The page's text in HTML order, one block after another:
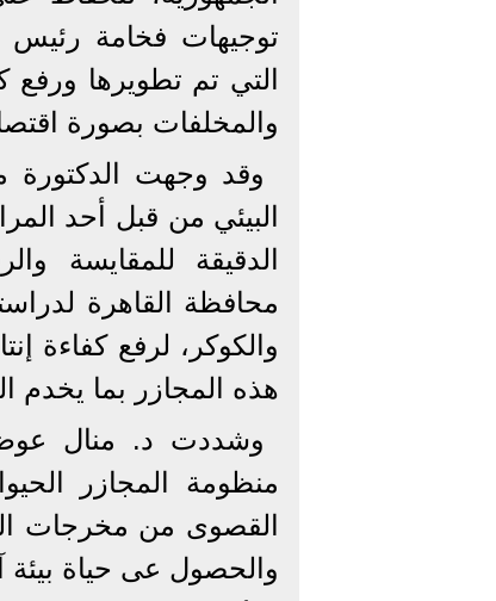
توجيهات فخامة رئيس
التي تم تطويرها ورفع
والمخلفات بصورة
وقد وجهت الدكتورة
البيئي من قبل أحد
محافظة القاهرة
والكوكر، لرفع كفاءة
هذه المجازر بما يخدم
وشددت د. منال
القصوى من مخرجات
والحصول عى حياة بيئة